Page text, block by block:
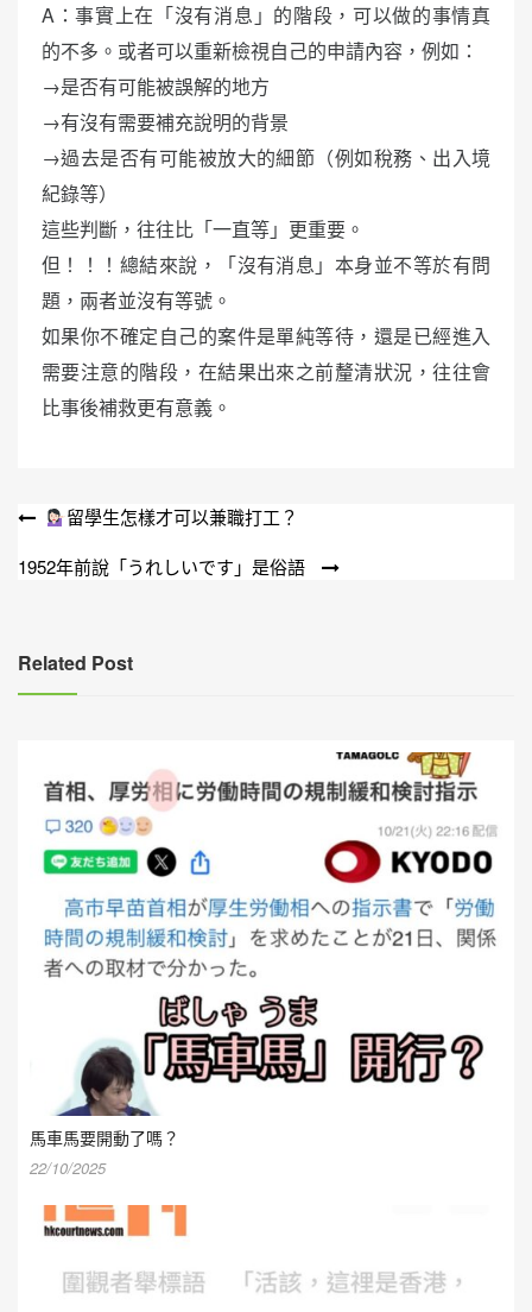
A：事實上在「沒有消息」的階段，可以做的事情真
的不多。或者可以重新檢視自己的申請內容，例如：
→是否有可能被誤解的地方
→有沒有需要補充說明的背景
→過去是否有可能被放大的細節（例如稅務、出入境
紀錄等）
這些判斷，往往比「一直等」更重要。
但！！！總結來說，「沒有消息」本身並不等於有問
題，兩者並沒有等號。
如果你不確定自己的案件是單純等待，還是已經進入
需要注意的階段，在結果出來之前釐清狀況，往往會
比事後補救更有意義。
文
章
留學生怎樣才可以兼職打工？
1952年前說「うれしいです」是俗語
Related Post
馬車馬要開動了嗎？
22/10/2025